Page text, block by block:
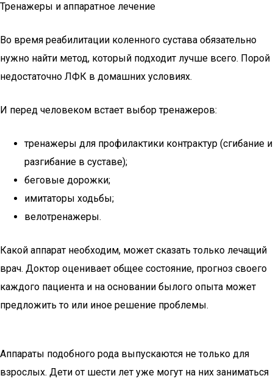
Тренажеры и аппаратное лечение
Во время реабилитации коленного сустава обязательно
нужно найти метод, который подходит лучше всего. Порой
недостаточно ЛФК в домашних условиях.
И перед человеком встает выбор тренажеров:
тренажеры для профилактики контрактур (сгибание и
разгибание в суставе);
беговые дорожки;
имитаторы ходьбы;
велотренажеры.
Какой аппарат необходим, может сказать только лечащий
врач. Доктор оценивает общее состояние, прогноз своего
каждого пациента и на основании былого опыта может
предложить то или иное решение проблемы.
Аппараты подобного рода выпускаются не только для
взрослых. Дети от шести лет уже могут на них заниматься